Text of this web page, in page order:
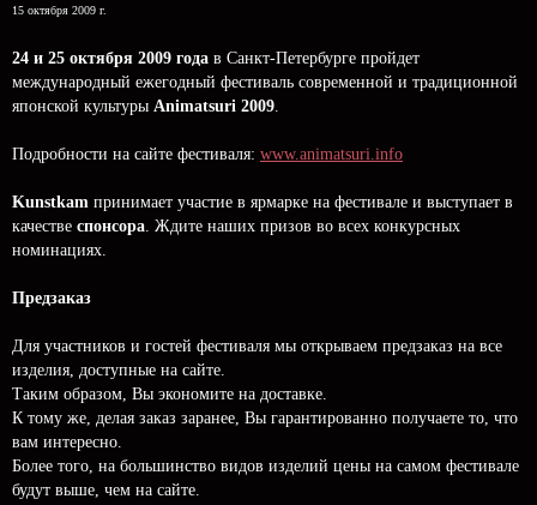
15 октября 2009 г.
24 и 25 октября 2009 года в Санкт-Петербурге пройдет
международный ежегодный фестиваль современной и традиционной
японской культуры Animatsuri 2009.
Подробности на сайте фестиваля: www.animatsuri.info
Kunstkam принимает участие в ярмарке на фестивале и выступает в
качестве спонсора. Ждите наших призов во всех конкурсных
номинациях.
Предзаказ
Для участников и гостей фестиваля мы открываем предзаказ на все
изделия, доступные на сайте.
Таким образом, Вы экономите на доставке.
К тому же, делая заказ заранее, Вы гарантированно получаете то, что
вам интересно.
Более того, на большинство видов изделий цены на самом фестивале
будут выше, чем на сайте.